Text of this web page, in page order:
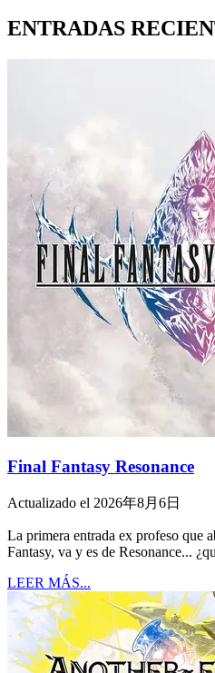
ENTRADAS
Final Fantasy Resonance
Actualizado el 2026年8月6日
La primera entrada ex profeso que
Fantasy, va y es de Resonance...
LEER MÁS...